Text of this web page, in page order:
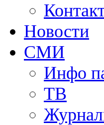
Новости
СМИ
Инфо
ТВ